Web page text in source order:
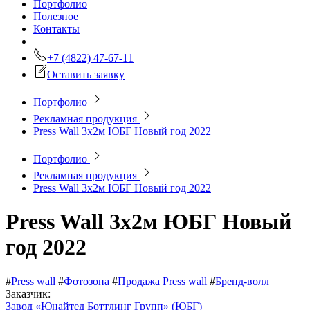
Портфолио
Полезное
Контакты
+7 (4822) 47-67-11
Оставить заявку
Портфолио
Рекламная продукция
Press Wall 3х2м ЮБГ Новый год 2022
Портфолио
Рекламная продукция
Press Wall 3х2м ЮБГ Новый год 2022
Press Wall 3х2м ЮБГ Новый
год 2022
#Press wall #Фотозона #Продажа Press wall #Бренд-волл
Заказчик:
Завод «Юнайтед Боттлинг Групп» (ЮБГ)